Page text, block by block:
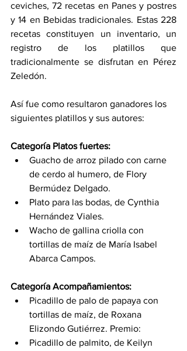
ceviches, 72 recetas en Panes y postres
y 14 en Bebidas tradicionales. Estas 228
recetas constituyen un inventario, un
registro de los platillos que
tradicionalmente se disfrutan en Pérez
Zeledón.
Así fue como resultaron ganadores los
siguientes platillos y sus autores:
Categoría Platos fuertes:
Guacho de arroz pilado con carne
de cerdo al humero, de Flory
Bermúdez Delgado.
Plato para las bodas, de Cynthia
Hernández Viales.
Wacho de gallina criolla con
tortillas de maíz de María Isabel
Abarca Campos.
Categoría Acompañamientos:
Picadillo de palo de papaya con
tortillas de maíz, de Roxana
Elizondo Gutiérrez. Premio:
Picadillo de palmito, de Keilyn